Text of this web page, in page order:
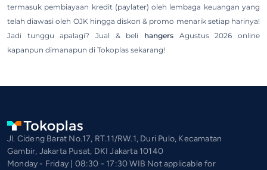
termasuk pembiayaan kredit (paylater) oleh lembaga keuangan yang
telah diawasi oleh OJK hingga diskon & promo menarik setiap harinya!
Jadi tunggu apalagi? Jual & beli hangers Agustus 2026 online
kapanpun dimanapun di Tokoplas sekarang!
Jl. Cideng Barat No.17, RT.11/RW.1, Duri Pulo, Kecamatan
Gambir, Jakarta Pusat, DKI Jakarta 10140
Monday - Friday | 08:30 - 17:30 WIB Not applicable for